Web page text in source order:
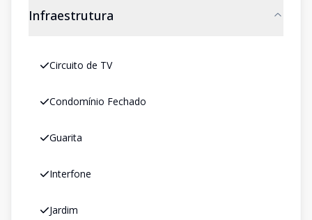
Infraestrutura
Circuito de TV
Condomínio Fechado
Guarita
Interfone
Jardim